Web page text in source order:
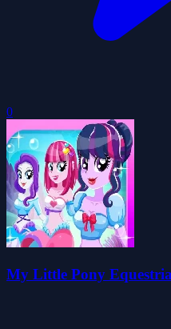
0
My Little Pony